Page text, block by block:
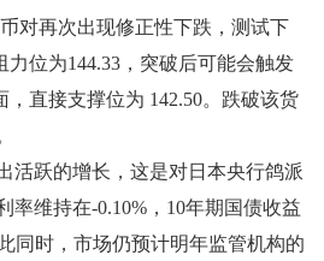
对再次出现修正性下跌，测试下
力位为144.33，突破后可能会触发
，直接支撑位为 142.50。跌破该货
活跃的增长，这是对日本央行鸽派
率维持在-0.10%，10年期国债收益
同时，市场仍预计明年监管机构的